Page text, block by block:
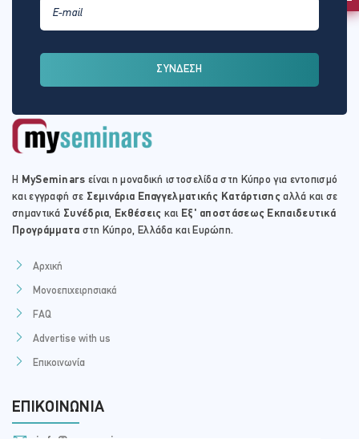
ΣΥΝΔΕΣΗ
Η MySeminars είναι η μοναδική ιστοσελίδα στη Κύπρο για εντοπισμό
και εγγραφή σε Σεμινάρια Επαγγελματικής Κατάρτισης αλλά και σε
σημαντικά Συνέδρια, Εκθέσεις και Εξ' αποστάσεως Εκπαιδευτικά
Προγράμματα στη Κύπρο, Ελλάδα και Ευρώπη.
Αρχική
Μονοεπιχειρησιακά
FAQ
Advertise with us
Επικοινωνία
ΕΠΙΚΟΙΝΩΝΊΑ